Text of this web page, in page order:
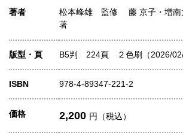
著者
松本峰雄 監修 藤 京子・増南
著
版型・頁 B5判 224頁 ２色刷（2026/02/
ISBN 978-4-89347-221-2
価格 2,200 円（税込）